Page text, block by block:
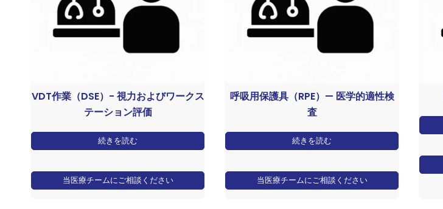
VDT作業（DSE）- 視力およびワークス
テーション評価
続きを読む
当医療チームにご相談ください
呼吸用保護具（RPE）— 医学的適性検
査
続きを読む
当医療チームにご相談ください